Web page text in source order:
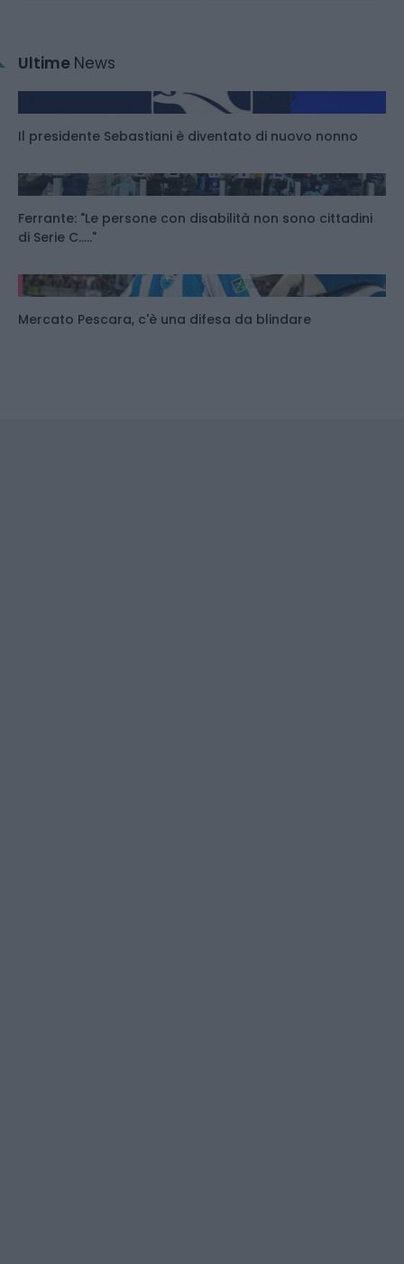
Ultime News
Il presidente Sebastiani è diventato di nuovo nonno
Ferrante: "Le persone con disabilità non sono cittadini
di Serie C....."
Mercato Pescara, c'è una difesa da blindare